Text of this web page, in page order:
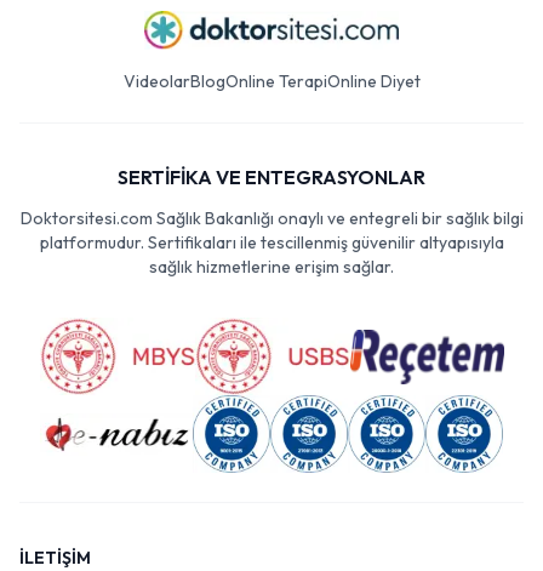
VideolarBlogOnline TerapiOnline Diyet
SERTİFİKA VE ENTEGRASYONLAR
Doktorsitesi.com Sağlık Bakanlığı onaylı ve entegreli bir sağlık bilgi
platformudur. Sertifikaları ile tescillenmiş güvenilir altyapısıyla
sağlık hizmetlerine erişim sağlar.
İLETİŞİM